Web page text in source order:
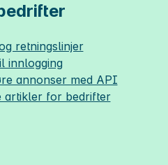
retningslinjer
innlogging
annonser med API
artikler for bedrifter